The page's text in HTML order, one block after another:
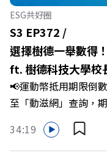
代，也能幫自己打造
場衝突與霸凌從何而
焦慮，將對立化為合
少一點」？🔺 面對AI
分權拿回手裡？
>>>https://
慶遠見40歲生日！手
>>>https://
群：LINE：https://
ESG共好圈
S3 EP372 /
選擇樹德一舉數得
ft. 樹德科技大學校
📢運動幣抵用期限倒
至「動滋網」查詢，
哪裡使用嗎？ 上「
多家合作業者任你選
https://fstry.pse.is/
34:19